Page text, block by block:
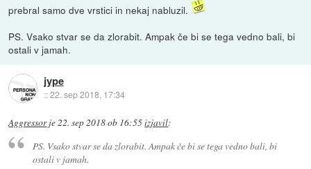
prebral samo dve vrstici in nekaj nabluzil.
PS. Vsako stvar se da zlorabit. Ampak če bi se tega vedno bali, bi
ostali v jamah.
jype
::22. sep 2018, 17:34
Aggressorje22. sep 2018 ob 16:55izjavil:
PS. Vsako stvar se da zlorabit. Ampak če bi se tega vedno bali, bi
ostali v jamah.